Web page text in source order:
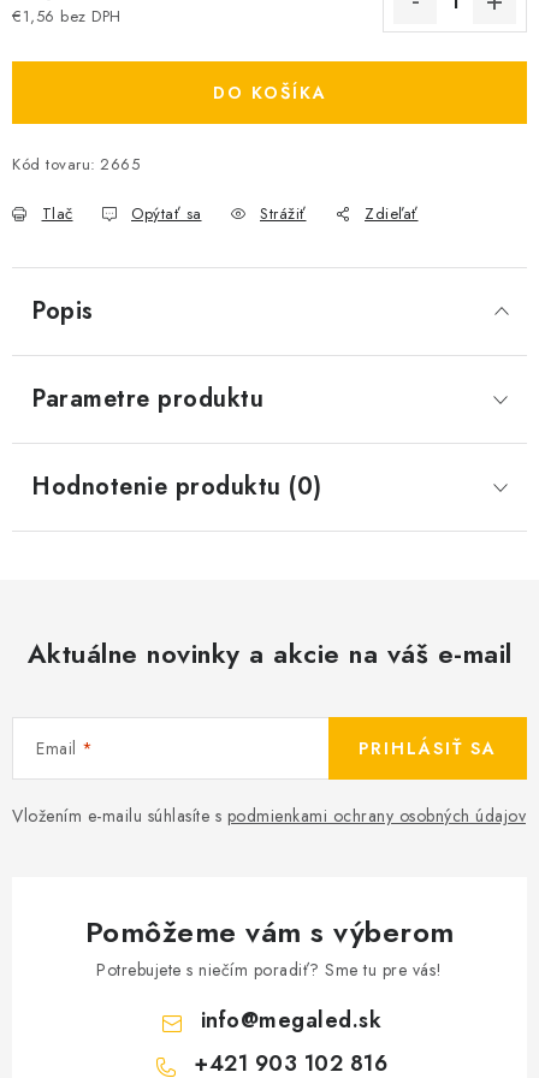
€1,56 bez DPH
DO KOŠÍKA
Kód tovaru: 2665
Tlač Opýtať sa Strážiť Zdieľať
Popis
Parametre produktu
Hodnotenie produktu (0)
Aktuálne novinky a akcie na váš e-mail
Email
Vložením e-mailu súhlasíte s podmienkami ochrany osobných údajov
PRIHLÁSIŤ SA
Pomôžeme vám s výberom
Potrebujete s niečím poradiť? Sme tu pre vás!
info@megaled.sk
+421 903 102 816